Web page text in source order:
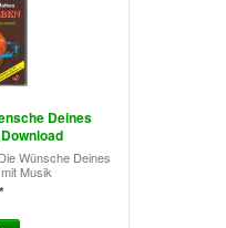
Deines
Wünsche Deines
Musik